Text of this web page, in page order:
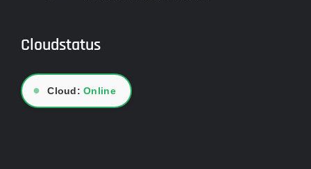
Cloudstatus
● Cloud:Online